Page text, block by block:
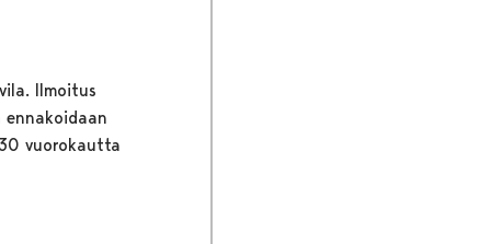
Ilmoitus
vuorokautta